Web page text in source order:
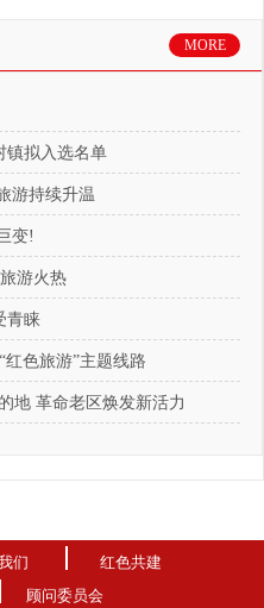
MORE
镇拟入选名单
游持续升温
变!
游火热
青睐
色旅游”主题线路
地 革命老区焕发新活力
们
红色共建
顾问委员会